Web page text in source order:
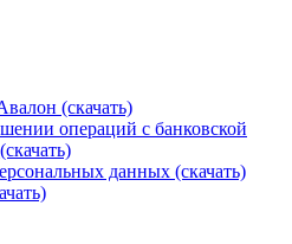
(скачать)
операций с банковской
данных (скачать)